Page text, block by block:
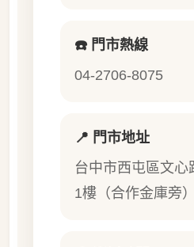
☎️ 門市熱線
04-2706-8075
📍 門市地址
台中市西屯區文心
1樓（合作金庫旁）